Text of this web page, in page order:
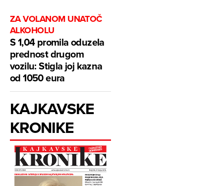
ZA VOLANOM UNATOČ
ALKOHOLU
S 1,04 promila oduzela
prednost drugom
vozilu: Stigla joj kazna
od 1050 eura
KAJKAVSKE
KRONIKE